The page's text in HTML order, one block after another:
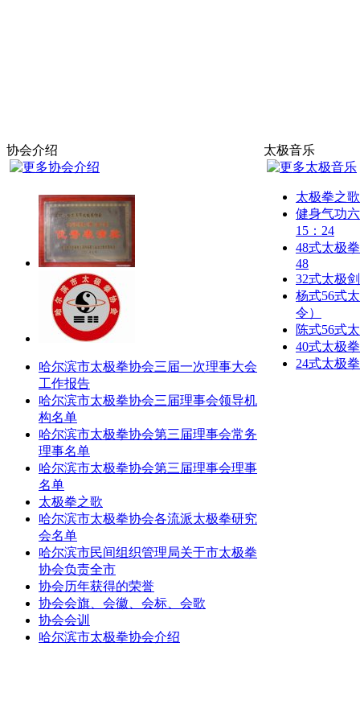
协会介绍
哈尔滨市太极拳协会三届一次理事大会
工作报告
哈尔滨市太极拳协会三届理事会领导机
构名单
哈尔滨市太极拳协会第三届理事会常务
理事名单
哈尔滨市太极拳协会第三届理事会理事
名单
太极拳之歌
哈尔滨市太极拳协会各流派太极拳研究
会名单
哈尔滨市民间组织管理局关于市太极拳
协会负责全市
协会历年获得的荣誉
协会会旗、会徽、会标、会歌
协会会训
哈尔滨市太极拳协会介绍
太极音乐
太极拳之歌
健身气功
15：24
48式太极
48
32式太极
杨式56式
令）
陈式56式
40式太极
24式太极